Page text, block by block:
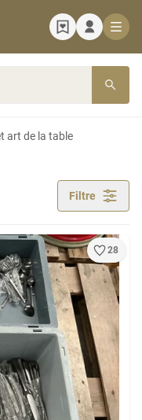
art de la table
Filtre
28